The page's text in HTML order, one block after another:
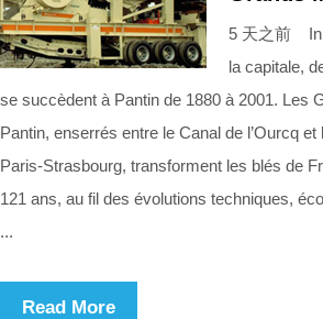
5 天之前
la capitale,
se succèdent à Pantin de 1880 à 2001. Les
Pantin, enserrés entre le Canal de l’Ourcq
Paris-Strasbourg, transforment les blés de
121 ans, au fil des évolutions techniques,
...
Read More